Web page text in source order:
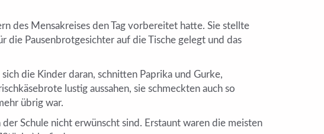
des Mensakreises den Tag vorbereitet hatte. Sie stellte
die Pausenbrotgesichter auf die Tische gelegt und das
die Kinder daran, schnitten Paprika und Gurke,
lustig aussahen, sie schmeckten auch so
übrig war.
Schule nicht erwünscht sind. Erstaunt waren die meisten